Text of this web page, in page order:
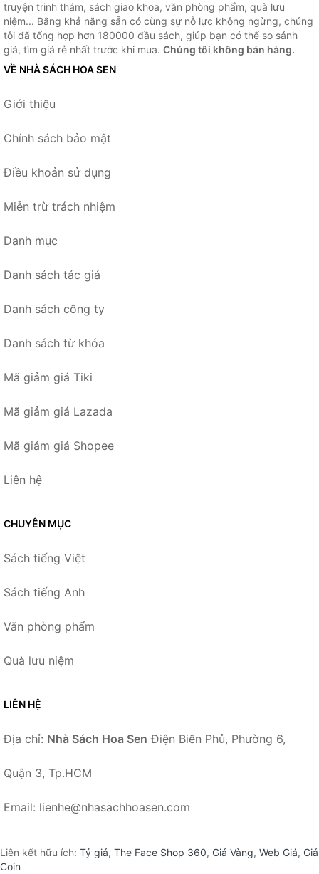
truyện trinh thám, sách giao khoa, văn phòng phẩm, quà lưu
niệm... Bằng khả năng sẵn có cùng sự nỗ lực không ngừng, chúng
tôi đã tổng hợp hơn 180000 đầu sách, giúp bạn có thể so sánh
giá, tìm giá rẻ nhất trước khi mua. Chúng tôi không bán hàng.
VỀ NHÀ SÁCH HOA SEN
Giới thiệu
Chính sách bảo mật
Điều khoản sử dụng
Miễn trừ trách nhiệm
Danh mục
Danh sách tác giả
Danh sách công ty
Danh sách từ khóa
Mã giảm giá Tiki
Mã giảm giá Lazada
Mã giảm giá Shopee
Liên hệ
CHUYÊN MỤC
Sách tiếng Việt
Sách tiếng Anh
Văn phòng phẩm
Quà lưu niệm
LIÊN HỆ
Địa chỉ: Nhà Sách Hoa Sen Điện Biên Phủ, Phường 6,
Quận 3, Tp.HCM
Email: lienhe@nhasachhoasen.com
Liên kết hữu ích: Tỷ giá, The Face Shop 360, Giá Vàng, Web Giá, Giá
Coin